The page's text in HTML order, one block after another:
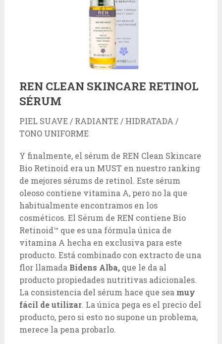
REN CLEAN SKINCARE RETINOL
SÉRUM
PIEL SUAVE / RADIANTE / HIDRATADA /
TONO UNIFORME
Y finalmente, el sérum de REN Clean Skincare
Bio Retinoid era un MUST en nuestro ranking
de mejores sérums de retinol. Este sérum
oleoso contiene vitamina A, pero no la que
habitualmente encontramos en los
cosméticos. El Sérum de REN contiene Bio
Retinoid™ que es una fórmula única de
vitamina A hecha en exclusiva para este
producto. Está combinado con extracto de una
flor llamada Bidens Alba,que le da al
producto propiedades nutritivas adicionales.
La consistencia del sérum hace que sea muy
fácil de utilizar. La única pega es el precio del
producto, pero si esto no supone un problema,
merece la pena probarlo.